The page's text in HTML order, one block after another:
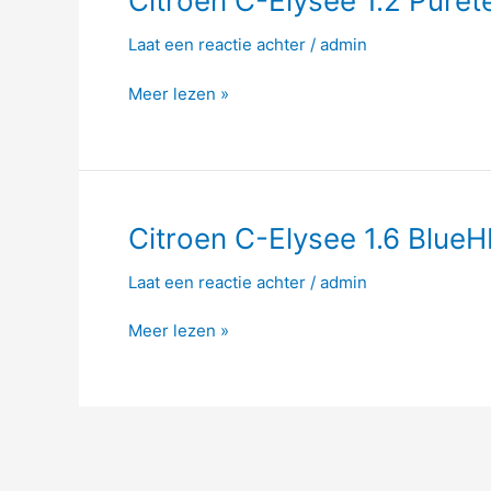
Laat een reactie achter / admin
Elysee
Puretech
Meer lezen »
Citroen C-Elysee 1.6
Laat een reactie achter / admin
Citroen
Elysee
BlueHDI
Meer lezen »